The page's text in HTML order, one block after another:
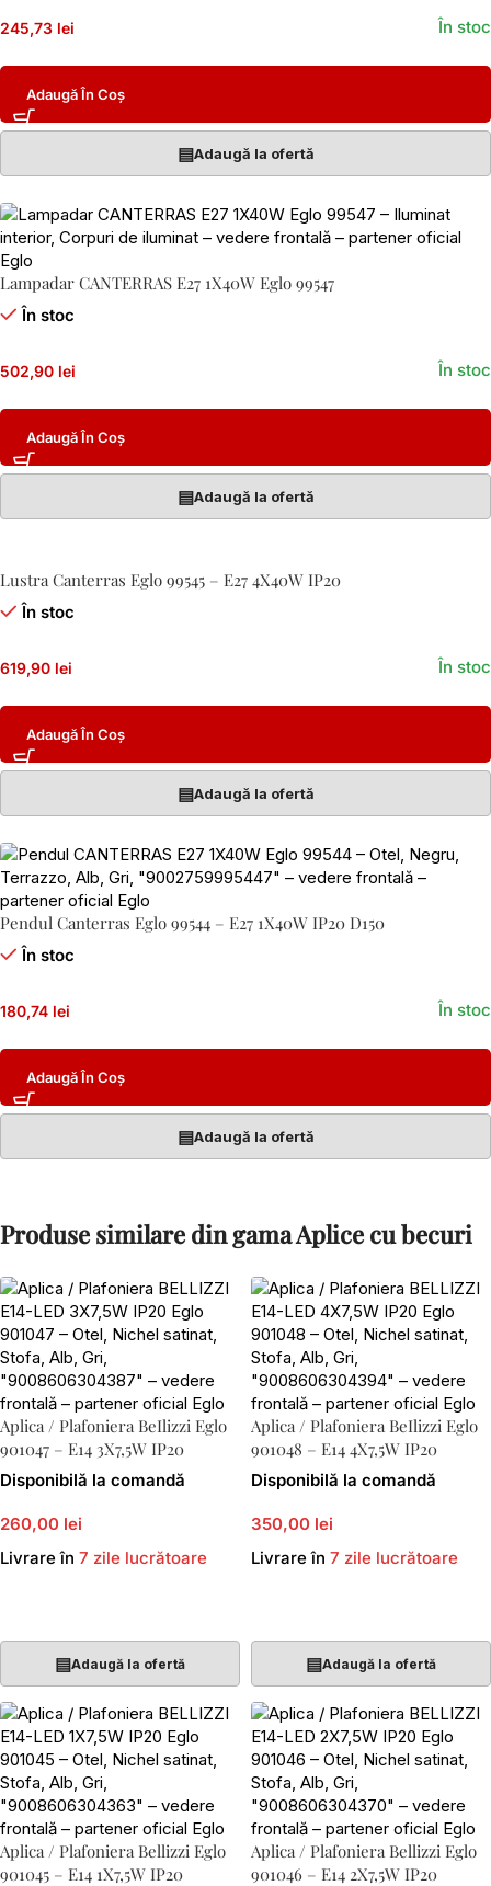
245,73 lei În stoc
Adaugă În Coș
▤Adaugă la ofertă
Lampadar CANTERRAS E27 1X40W Eglo 99547
În stoc
502,90 lei În stoc
Adaugă În Coș
▤Adaugă la ofertă
Lustra Canterras Eglo 99545 – E27 4X40W IP20
În stoc
619,90 lei În stoc
Adaugă În Coș
▤Adaugă la ofertă
Pendul Canterras Eglo 99544 – E27 1X40W IP20 D150
În stoc
180,74 lei În stoc
Adaugă În Coș
▤Adaugă la ofertă
Produse similare din gama Aplice cu becuri
Aplica / Plafoniera BeIlizzi Eglo
901047 – E14 3X7,5W IP20
Disponibilă la comandă
260,00 lei
Livrare în 7 zile lucrătoare
▤Adaugă la ofertă
Aplica / Plafoniera BeIlizzi Eglo
901048 – E14 4X7,5W IP20
Disponibilă la comandă
350,00 lei
Livrare în 7 zile lucrătoare
▤Adaugă la ofertă
Aplica / Plafoniera Bellizzi Eglo
901045 – E14 1X7,5W IP20
Aplica / Plafoniera Bellizzi Eglo
901046 – E14 2X7,5W IP20